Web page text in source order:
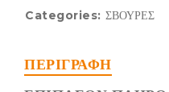
Categories: ΣΒΟΥΡΕΣ
ΠΕΡΙΓΡΑΦΉ